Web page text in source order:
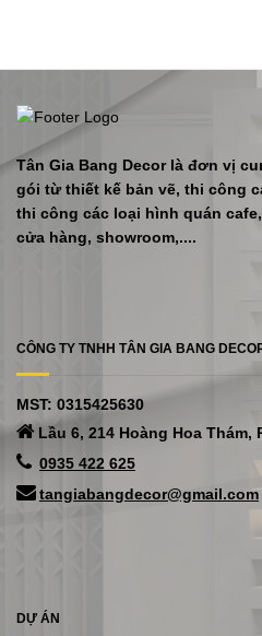
Tân Gia Bang Decor là đơn vị
gói từ thiết kế bản vẽ, thi công
thi công các loại hình quán
cửa hàng, showroom,....
CÔNG TY TNHH TÂN GIA BANG
MST: 0315425630
Lầu 6, 214 Hoàng Hoa Thám,
0935 422 625
tangiabangdecor@gmail.com
DỰ ÁN